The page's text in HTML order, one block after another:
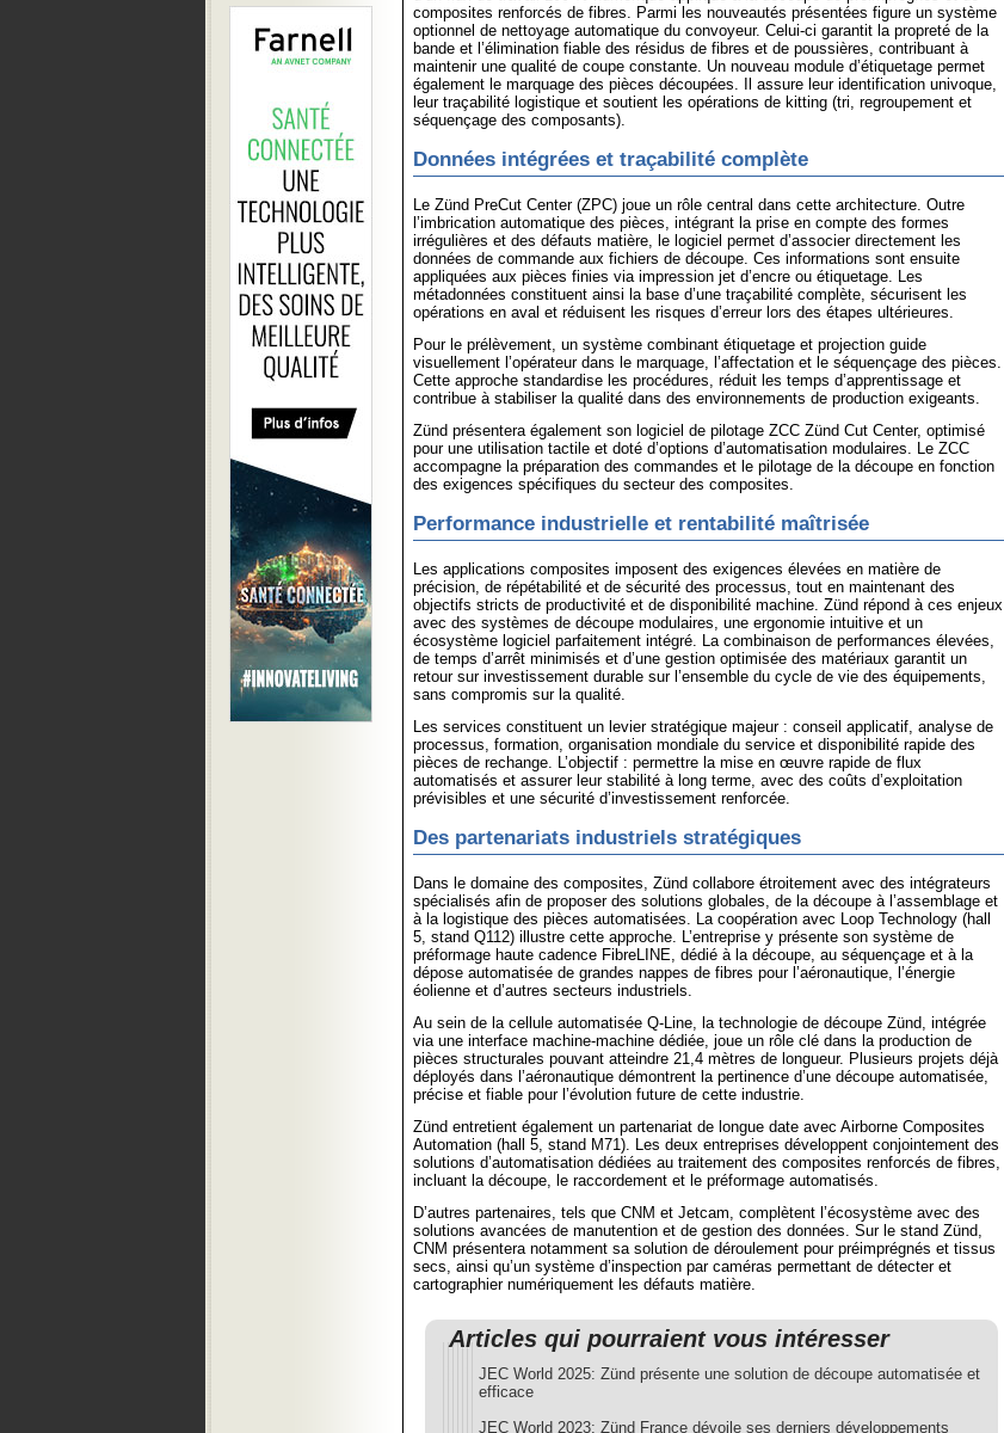
composites renforcés de fibres. Parmi les nouveautés présentées figure un système
optionnel de nettoyage automatique du convoyeur. Celui-ci garantit la propreté de la
bande et l’élimination fiable des résidus de fibres et de poussières, contribuant à
maintenir une qualité de coupe constante. Un nouveau module d’étiquetage permet
également le marquage des pièces découpées. Il assure leur identification univoque,
leur traçabilité logistique et soutient les opérations de kitting (tri, regroupement et
séquençage des composants).
Données intégrées et traçabilité complète
Le Zünd PreCut Center (ZPC) joue un rôle central dans cette architecture. Outre
l’imbrication automatique des pièces, intégrant la prise en compte des formes
irrégulières et des défauts matière, le logiciel permet d’associer directement les
données de commande aux fichiers de découpe. Ces informations sont ensuite
appliquées aux pièces finies via impression jet d’encre ou étiquetage. Les
métadonnées constituent ainsi la base d’une traçabilité complète, sécurisent les
opérations en aval et réduisent les risques d’erreur lors des étapes ultérieures.
Pour le prélèvement, un système combinant étiquetage et projection guide
visuellement l’opérateur dans le marquage, l’affectation et le séquençage des pièces.
Cette approche standardise les procédures, réduit les temps d’apprentissage et
contribue à stabiliser la qualité dans des environnements de production exigeants.
Zünd présentera également son logiciel de pilotage ZCC Zünd Cut Center, optimisé
pour une utilisation tactile et doté d’options d’automatisation modulaires. Le ZCC
accompagne la préparation des commandes et le pilotage de la découpe en fonction
des exigences spécifiques du secteur des composites.
Performance industrielle et rentabilité maîtrisée
Les applications composites imposent des exigences élevées en matière de
précision, de répétabilité et de sécurité des processus, tout en maintenant des
objectifs stricts de productivité et de disponibilité machine. Zünd répond à ces enjeux
avec des systèmes de découpe modulaires, une ergonomie intuitive et un
écosystème logiciel parfaitement intégré. La combinaison de performances élevées,
de temps d’arrêt minimisés et d’une gestion optimisée des matériaux garantit un
retour sur investissement durable sur l’ensemble du cycle de vie des équipements,
sans compromis sur la qualité.
Les services constituent un levier stratégique majeur : conseil applicatif, analyse de
processus, formation, organisation mondiale du service et disponibilité rapide des
pièces de rechange. L’objectif : permettre la mise en œuvre rapide de flux
automatisés et assurer leur stabilité à long terme, avec des coûts d’exploitation
prévisibles et une sécurité d’investissement renforcée.
Des partenariats industriels stratégiques
Dans le domaine des composites, Zünd collabore étroitement avec des intégrateurs
spécialisés afin de proposer des solutions globales, de la découpe à l’assemblage et
à la logistique des pièces automatisées. La coopération avec Loop Technology (hall
5, stand Q112) illustre cette approche. L’entreprise y présente son système de
préformage haute cadence FibreLINE, dédié à la découpe, au séquençage et à la
dépose automatisée de grandes nappes de fibres pour l’aéronautique, l’énergie
éolienne et d’autres secteurs industriels.
Au sein de la cellule automatisée Q-Line, la technologie de découpe Zünd, intégrée
via une interface machine-machine dédiée, joue un rôle clé dans la production de
pièces structurales pouvant atteindre 21,4 mètres de longueur. Plusieurs projets déjà
déployés dans l’aéronautique démontrent la pertinence d’une découpe automatisée,
précise et fiable pour l’évolution future de cette industrie.
Zünd entretient également un partenariat de longue date avec Airborne Composites
Automation (hall 5, stand M71). Les deux entreprises développent conjointement des
solutions d’automatisation dédiées au traitement des composites renforcés de fibres,
incluant la découpe, le raccordement et le préformage automatisés.
D’autres partenaires, tels que CNM et Jetcam, complètent l’écosystème avec des
solutions avancées de manutention et de gestion des données. Sur le stand Zünd,
CNM présentera notamment sa solution de déroulement pour préimprégnés et tissus
secs, ainsi qu’un système d’inspection par caméras permettant de détecter et
cartographier numériquement les défauts matière.
Articles qui pourraient vous intéresser
JEC World 2025: Zünd présente une solution de découpe automatisée et
efficace
JEC World 2023: Zünd France dévoile ses derniers développements